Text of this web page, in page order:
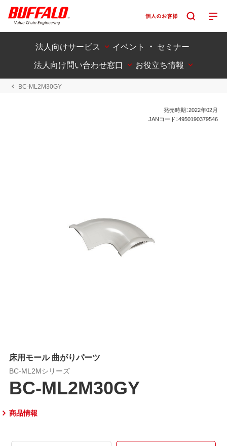
法人向けサービス
イベント ・ セミナー
法人向け問い合わせ窓口
お役立ち情報
BC-ML2M30GY
発売時期：2022年02月
JANコード：4950190379546
床用モール 曲がりパーツ
BC-ML2Mシリーズ
BC-ML2M30GY
商品情報